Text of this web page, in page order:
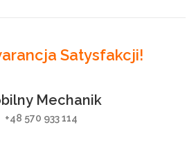
Satysfakcji!
Mechanik
+48 570 933 114